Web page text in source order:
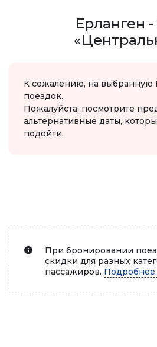
Ерланген -
К сожалению, на выбранную
поездок.
Пожалуйста, посмотрите
альтернативные даты,
подойти.
При бронировании
скидки для разных
пассажиров.